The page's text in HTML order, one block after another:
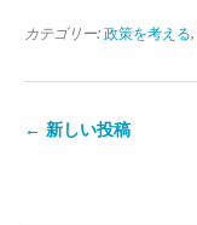
カテゴリー: 政策を考える,
← 新しい投稿